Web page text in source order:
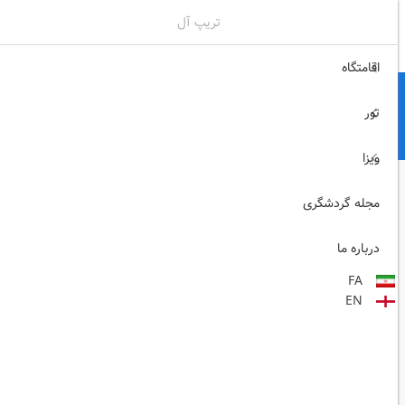
02171117717
تریپ آل
اقامتگاه
تور
ویزا
مجله گردشگری
درباره ما
FA
EN